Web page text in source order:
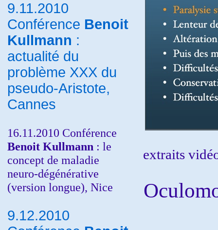
9.11.2010
Conférence Benoit
Kullmann :
actualité du
problème XXX du
pseudo-Aristote,
Cannes
16.11.2010 Conférence
Benoit Kullmann : le
concept de maladie
neuro-dégénérative
(version longue), Nice
9.12.2010
extraits